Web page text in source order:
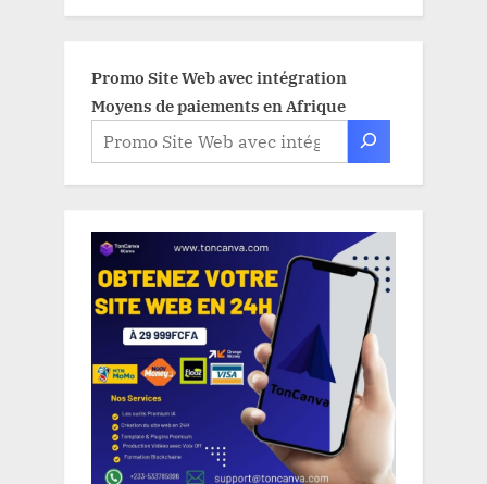
Promo Site Web avec intégration
Moyens de paiements en Afrique